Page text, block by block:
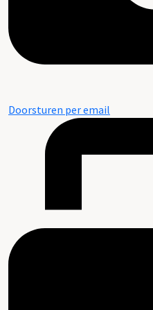
Doorsturen per email